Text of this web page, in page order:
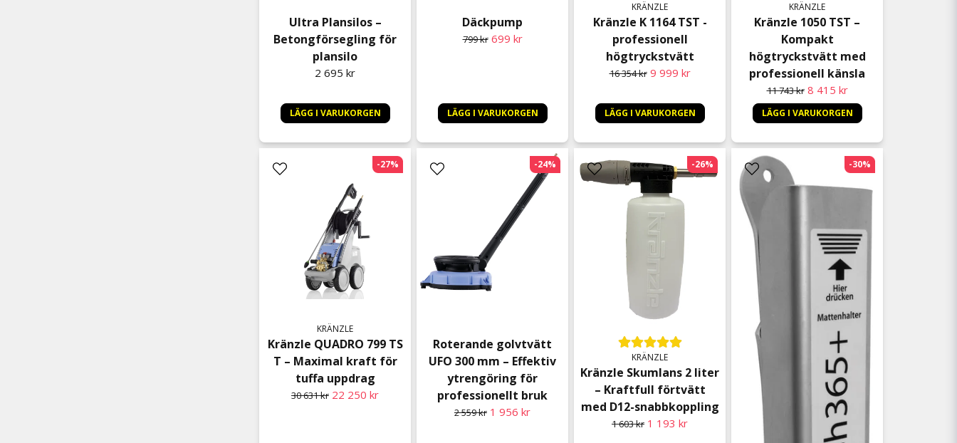
Ultra Plansilos –
Betongförsegling för
plansilo
2 695 kr
LÄGG I VARUKORGEN
Däckpump
799 kr 699 kr
LÄGG I VARUKORGEN
KRÄNZLE
Kränzle K 1164 TST -
professionell
högtryckstvätt
16 354 kr 9 999 kr
LÄGG I VARUKORGEN
KRÄNZLE
Kränzle 1050 TST –
Kompakt
högtryckstvätt med
professionell känsla
11 743 kr 8 415 kr
LÄGG I VARUKORGEN
KRÄNZLE
Kränzle QUADRO 799 TS
T – Maximal kraft för
tuffa uppdrag
30 631 kr 22 250 kr
-27%
Roterande golvtvätt
UFO 300 mm – Effektiv
ytrengöring för
professionellt bruk
2 559 kr 1 956 kr
-24%
KRÄNZLE
Kränzle Skumlans 2 liter
– Kraftfull förtvätt
med D12-snabbkoppling
1 603 kr 1 193 kr
-26% -30%